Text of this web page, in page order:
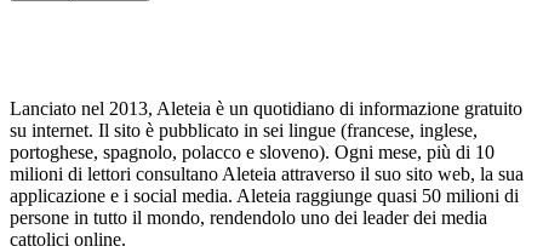
Lanciato nel 2013, Aleteia è un quotidiano di informazione gratuito
su internet. Il sito è pubblicato in sei lingue (francese, inglese,
portoghese, spagnolo, polacco e sloveno). Ogni mese, più di 10
milioni di lettori consultano Aleteia attraverso il suo sito web, la sua
applicazione e i social media. Aleteia raggiunge quasi 50 milioni di
persone in tutto il mondo, rendendolo uno dei leader dei media
cattolici online.